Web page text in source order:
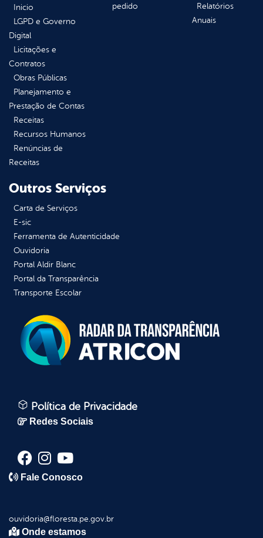
Inicio
LGPD e Governo
Digital
Licitações e
Contratos
Obras Públicas
Planejamento e
Prestação de Contas
Receitas
Recursos Humanos
Renúncias de
Receitas
pedido
Relatórios
Anuais
Outros Serviços
Carta de Serviços
E-sic
Ferramenta de Autenticidade
Ouvidoria
Portal Aldir Blanc
Portal da Transparência
Transporte Escolar
Política de Privacidade
Redes Sociais
Fale Conosco
ouvidoria@floresta.pe.gov.br
Onde estamos